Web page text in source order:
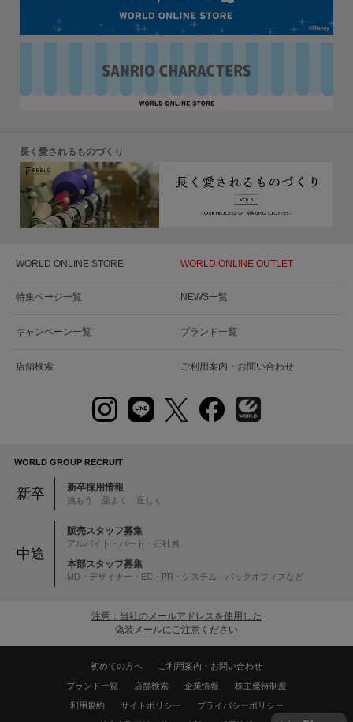
長く愛されるものづくり
WORLD ONLINE STORE WORLD ONLINE OUTLET
特集ページ一覧 NEWS一覧
キャンペーン一覧 ブランド一覧
店舗検索 ご利用案内・お問い合わせ
WORLD GROUP RECRUIT
新卒 新卒採用情報
挑もう 品よく 逞しく
中途
販売スタッフ募集
アルバイト・パート・正社員
本部スタッフ募集
MD・デザイナー・EC・PR・システム・バックオフィスなど
注意：当社のメールアドレスを使用した
偽装メールにご注意ください
初めての方へ ご利用案内・お問い合わせ
ブランド一覧 店舗検索 企業情報 株主優待制度
利用規約 サイトポリシー プライバシーポリシー